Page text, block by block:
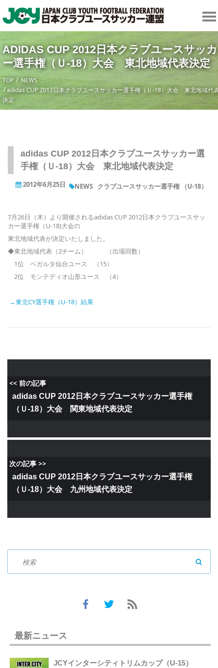
ADIDAS CUP 2012日本クラブユースサッカ
ー選手権（Ｕ-18）大会 東北地域代表決定
TOP
NEWS
adidas CUP 2012日本クラブユースサッカー選手権（Ｕ-18）大会 東北地域代
決定
adidas CUP 2012日本クラブユースサッカー選
手権（Ｕ-18）大会 東北地域代表決定
2012年6月25日 NEWS クラブユースサッカー選手権 （U-18）
7月26日（木）より開催されるadidas CUP 2012日本クラブユースサッ
カー選手権（U-18)大会の
東北地域代表が決定いたしました。
◆東北地域代表（2チーム） （出場回数）
1位 ベガルタ仙台ユース （15）
2位 モンテディオ山形ユース （4）
→東北CY選手権（U-18）結果
<< 前の記事
adidas CUP 2012日本クラブユースサッカー選手権
（Ｕ-18）大会 関東地域代表決定
次の記事 >>
adidas CUP 2012日本クラブユースサッカー選手権
（Ｕ-18）大会 九州地域代表決定
最新ニュース
JCYインターシティトリムカップ（U-15）